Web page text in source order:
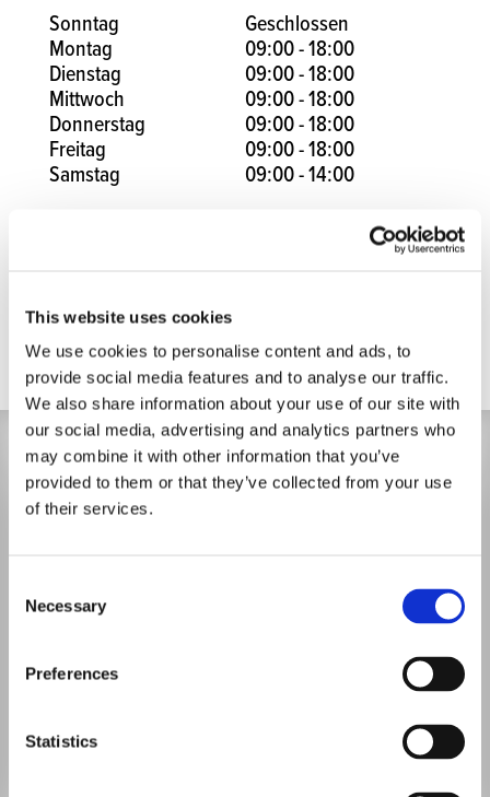
This website uses cookies
We use cookies to personalise content and ads, to
provide social media features and to analyse our traffic.
We also share information about your use of our site with
our social media, advertising and analytics partners who
may combine it with other information that you’ve
provided to them or that they’ve collected from your use
of their services.
Selection
Necessary
Preferences
Statistics
Sonntag
Geschlossen
Montag
09:00 - 18:00
Dienstag
09:00 - 18:00
Mittwoch
09:00 - 18:00
Donnerstag
09:00 - 18:00
Freitag
09:00 - 18:00
Samstag
09:00 - 14:00
Instagram